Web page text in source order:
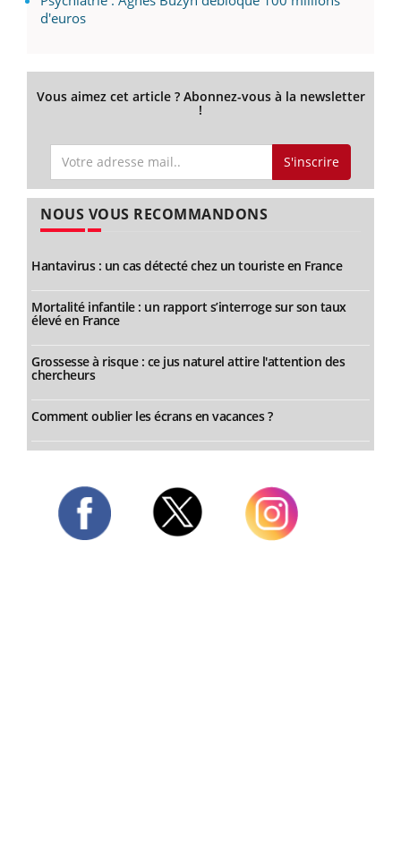
d'euros
Vous aimez cet article ? Abonnez-vous à la newsletter
!
S'inscrire
NOUS VOUS RECOMMANDONS
Hantavirus : un cas détecté chez un touriste en France
Mortalité infantile : un rapport s’interroge sur son taux
élevé en France
Grossesse à risque : ce jus naturel attire l'attention des
chercheurs
Comment oublier les écrans en vacances ?